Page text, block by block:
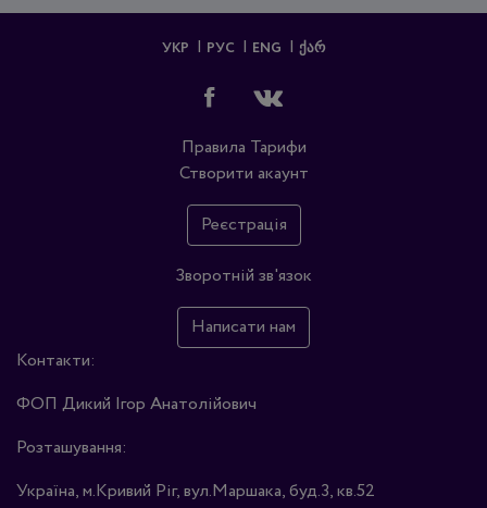
УКР РУС ENG ᲥᲐᲠ
Правила Тарифи
Створити акаунт
Реєстрація
Зворотній зв'язок
Написати нам
Контакти:
ФОП Дикий Ігор Анатолійович
Розташування:
Україна, м.Кривий Ріг, вул.Маршака, буд.3, кв.52